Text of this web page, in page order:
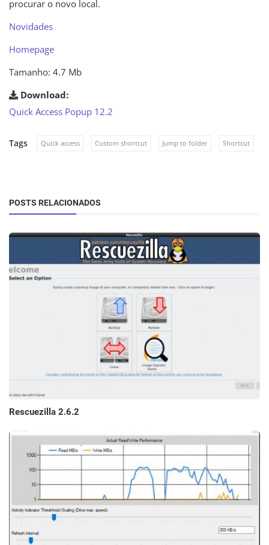
procurar o novo local.
Novidades
Homepage
Tamanho: 4.7 Mb
Download:
Quick Access Popup 12.2
Tags Quick access Custom shortcut Jump to folder Shortcut
POSTS RELACIONADOS
Rescuezilla 2.6.2